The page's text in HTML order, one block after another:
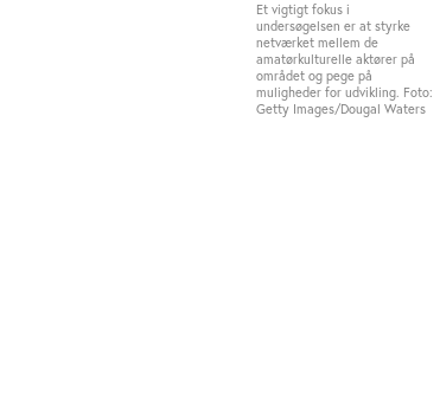
Et vigtigt fokus i
undersøgelsen er at styrke
netværket mellem de
amatørkulturelle aktører på
området og pege på
muligheder for udvikling. Foto:
Getty Images/Dougal Waters